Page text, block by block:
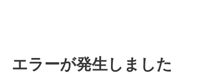
エラーが発生しました